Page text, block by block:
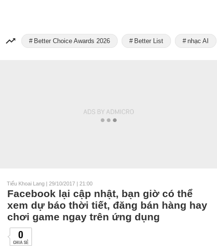
Better Choice Awards 2026 Better List nhạc AI
Tiểu Khoai Lang | 29/10/2017 | 21:00
Facebook lại cập nhật, bạn giờ có thể
xem dự báo thời tiết, đăng bán hàng hay
chơi game ngay trên ứng dụng
0
CHIA SẺ